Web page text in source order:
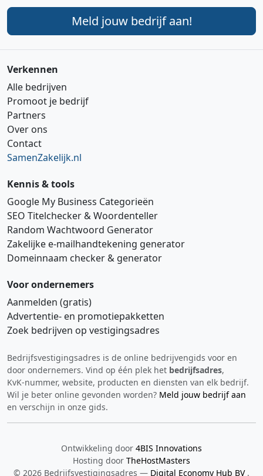
Meld jouw bedrijf aan!
Verkennen
Alle bedrijven
Promoot je bedrijf
Partners
Over ons
Contact
SamenZakelijk.nl
Kennis & tools
Google My Business Categorieën
SEO Titelchecker & Woordenteller
Random Wachtwoord Generator
Zakelijke e‑mailhandtekening generator
Domeinnaam checker & generator
Voor ondernemers
Aanmelden (gratis)
Advertentie‑ en promotiepakketten
Zoek bedrijven op vestigingsadres
Bedrijfsvestigingsadres is de online bedrijvengids voor en
door ondernemers. Vind op één plek het bedrijfsadres,
KvK‑nummer, website, producten en diensten van elk bedrijf.
Wil je beter online gevonden worden? Meld jouw bedrijf aan
en verschijn in onze gids.
Ontwikkeling door 4BIS Innovations
Hosting door TheHostMasters
© 2026 Bedrijfsvestigingsadres — Digital Economy Hub BV .
Hi 👋 We horen graag uw feedback!
Verstuur